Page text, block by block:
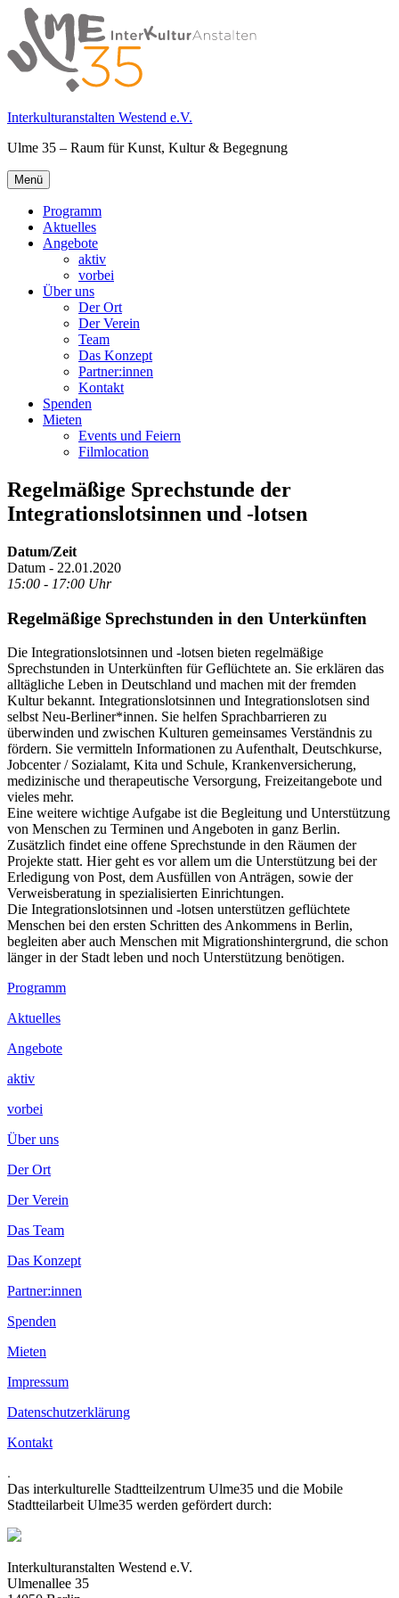
Springe
zum
Inhalt
Interkulturanstalten Westend e.V.
Ulme 35 – Raum für Kunst, Kultur & Begegnung
Primäres
Menü
Menü
Programm
Aktuelles
Angebote
aktiv
vorbei
Über uns
Der Ort
Der Verein
Team
Das Konzept
Partner:innen
Kontakt
Spenden
Mieten
Events und Feiern
Filmlocation
Regelmäßige Sprechstunde der
Integrationslotsinnen und -lotsen
Datum/Zeit
Datum - 22.01.2020
15:00 - 17:00 Uhr
Regelmäßige Sprechstunden in den Unterkünften
Die Integrationslotsinnen und -lotsen bieten regelmäßige
Sprechstunden in Unterkünften für Geflüchtete an. Sie erklären das
alltägliche Leben in Deutschland und machen mit der fremden
Kultur bekannt. Integrationslotsinnen und Integrationslotsen sind
selbst Neu-Berliner*innen. Sie helfen Sprachbarrieren zu
überwinden und zwischen Kulturen gemeinsames Verständnis zu
fördern. Sie vermitteln Informationen zu Aufenthalt, Deutschkurse,
Jobcenter / Sozialamt, Kita und Schule, Krankenversicherung,
medizinische und therapeutische Versorgung, Freizeitangebote und
vieles mehr.
Eine weitere wichtige Aufgabe ist die Begleitung und Unterstützung
von Menschen zu Terminen und Angeboten in ganz Berlin.
Zusätzlich findet eine offene Sprechstunde in den Räumen der
Projekte statt. Hier geht es vor allem um die Unterstützung bei der
Erledigung von Post, dem Ausfüllen von Anträgen, sowie der
Verweisberatung in spezialisierten Einrichtungen.
Die Integrationslotsinnen und -lotsen unterstützen geflüchtete
Menschen bei den ersten Schritten des Ankommens in Berlin,
begleiten aber auch Menschen mit Migrationshintergrund, die schon
länger in der Stadt leben und noch Unterstützung benötigen.
Footer
Inhalt
Programm
Aktuelles
Angebote
aktiv
vorbei
Über uns
Der Ort
Der Verein
Das Team
Das Konzept
Partner:innen
Spenden
Mieten
Impressum
Datenschutzerklärung
Kontakt
.
Das interkulturelle Stadtteilzentrum Ulme35 und die Mobile
Stadtteilarbeit Ulme35 werden gefördert durch:
Interkulturanstalten Westend e.V.
Ulmenallee 35